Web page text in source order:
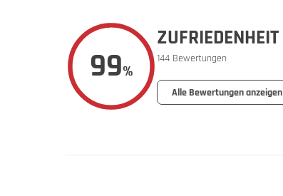
99%
ZUFRIEDENHEIT
144 Bewertungen
Alle Bewertungen anzeigen